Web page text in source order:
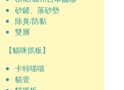
砂鏟、落砂墊
除臭/防黏
雙層
【貓咪抓板】
卡特喵喵
貓壹